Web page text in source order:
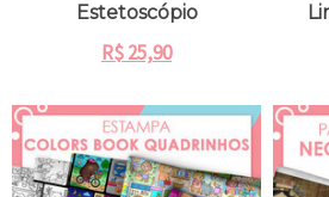
Estetoscópio
R$25,90